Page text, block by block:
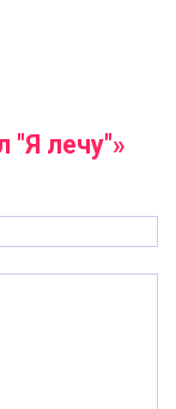
"Я лечу"»